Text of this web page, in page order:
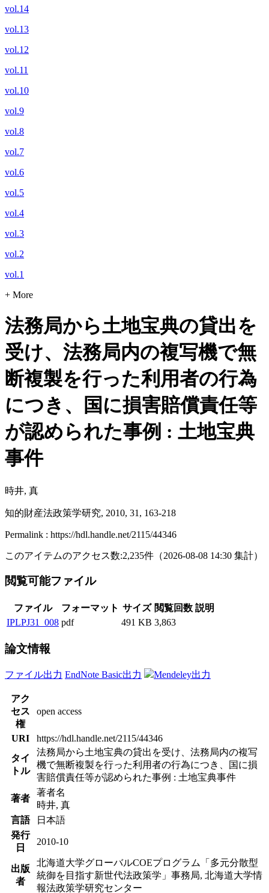
vol.14
vol.13
vol.12
vol.11
vol.10
vol.9
vol.8
vol.7
vol.6
vol.5
vol.4
vol.3
vol.2
vol.1
+ More
法務局から土地宝典の貸出を
受け、法務局内の複写機で無
断複製を行った利用者の行為
につき、国に損害賠償責任等
が認められた事例 : 土地宝典
事件
時井, 真
知的財産法政策学研究, 2010, 31, 163-218
Permalink : https://hdl.handle.net/2115/44346
このアイテムのアクセス数:2,235件 （2026-08-08 14:30 集計）
閲覧可能ファイル
ファイル フォーマット サイズ 閲覧回数 説明
IPLPJ31_008 pdf 491 KB 3,863
論文情報
ファイル出力 EndNote Basic出力 Mendeley出力
アク
セス
権
open access
URI
https://hdl.handle.net/2115/44346
タイ
トル
法務局から土地宝典の貸出を受け、法務局内の複写
機で無断複製を行った利用者の行為につき、国に損
害賠償責任等が認められた事例 : 土地宝典事件
著者
著者名
時井, 真
言語
日本語
発行
日
2010-10
出版
者
北海道大学グローバルCOEプログラム「多元分散型
統御を目指す新世代法政策学」事務局, 北海道大学情
報法政策学研究センター